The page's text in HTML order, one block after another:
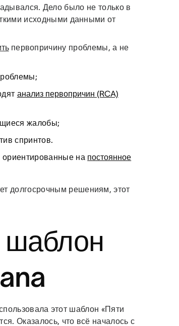
Дело было не только в
исходными данными от
первопричину проблемы, а не
анализ первопричин (RCA)
жалобы;
спринтов.
на постоянное
долгосрочным решениям, этот
шаблон
этот шаблон «Пяти
Оказалось, что всё началось с